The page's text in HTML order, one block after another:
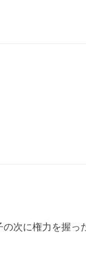
次に権力を握っ